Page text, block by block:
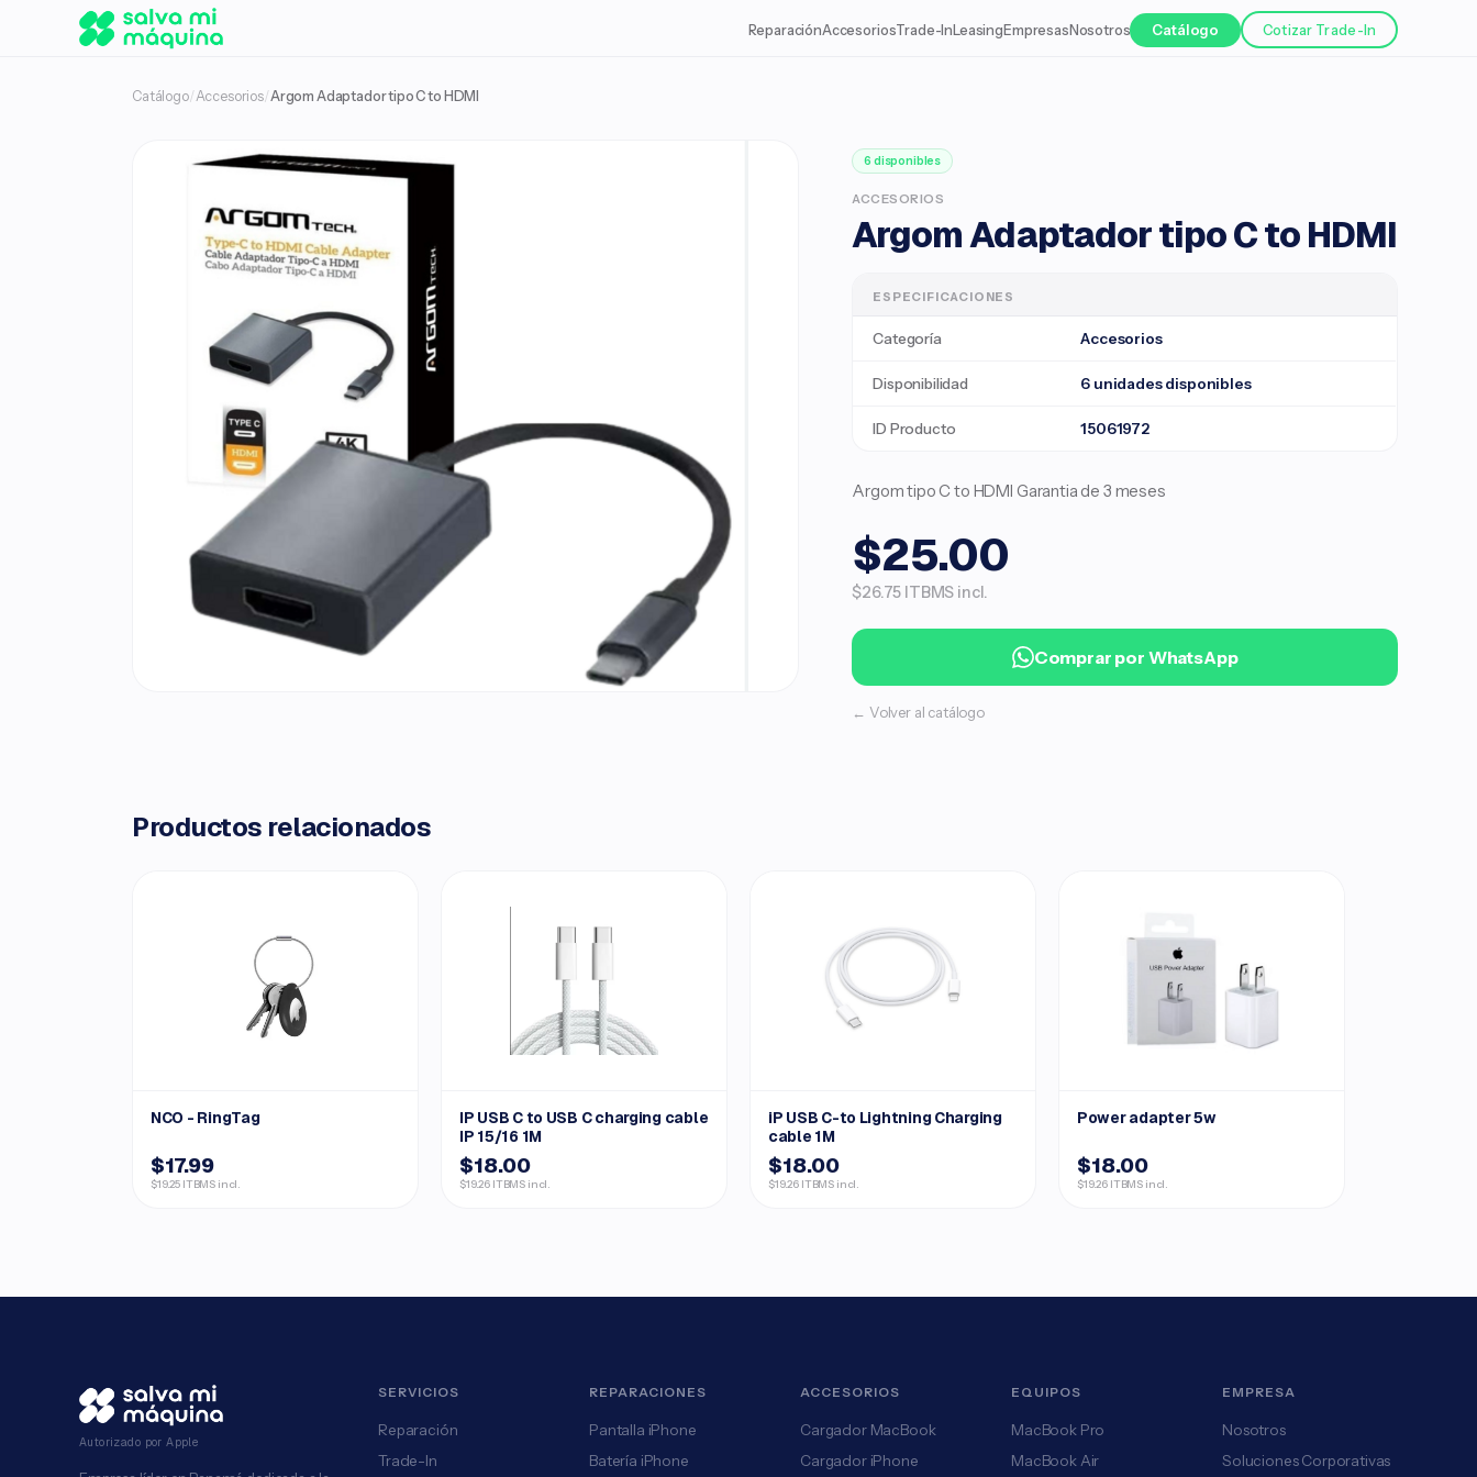
ReparaciónAccesoriosTrade-InLeasingEmpresasNosotros Catálogo Cotizar Trade-In
Catálogo/Accesorios/Argom Adaptador tipo C to HDMI
6 disponibles
ACCESORIOS
Argom Adaptador tipo C to HDMI
ESPECIFICACIONES
Categoría Accesorios
Disponibilidad 6 unidades disponibles
ID Producto 15061972
Argom tipo C to HDMI Garantia de 3 meses
$25.00
$26.75 ITBMS incl.
Comprar por WhatsApp
← Volver al catálogo
Productos relacionados
NCO - RingTag
$17.99
$19.25 ITBMS incl.
IP USB C to USB C charging cable
IP 15/16 1M
$18.00
$19.26 ITBMS incl.
iP USB C-to Lightning Charging
cable 1M
$18.00
$19.26 ITBMS incl.
Power adapter 5w
$18.00
$19.26 ITBMS incl.
Autorizado por Apple
SERVICIOS
Reparación
Trade-In
REPARACIONES
Pantalla iPhone
Batería iPhone
ACCESORIOS
Cargador MacBook
Cargador iPhone
EQUIPOS
MacBook Pro
MacBook Air
EMPRESA
Nosotros
Soluciones Corporativas